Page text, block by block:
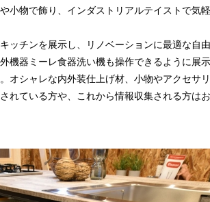
小物で飾り、インダストリアルテイストで気
ッチンを展示し、リノベーションに最適な自
機器ミーレ食器洗い機も操作できるように展
オシャレな内外装仕上げ材、小物やアクセサ
れている方や、これから情報収集される方は